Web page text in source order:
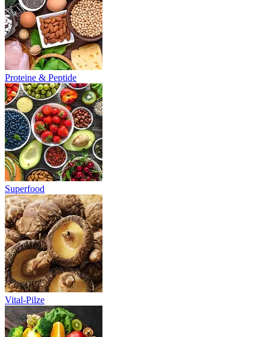
Proteine & Peptide
Superfood
Vital-Pilze